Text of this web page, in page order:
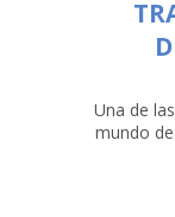
Una de
mundo